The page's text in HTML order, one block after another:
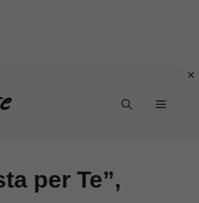
Menu
per Te”,